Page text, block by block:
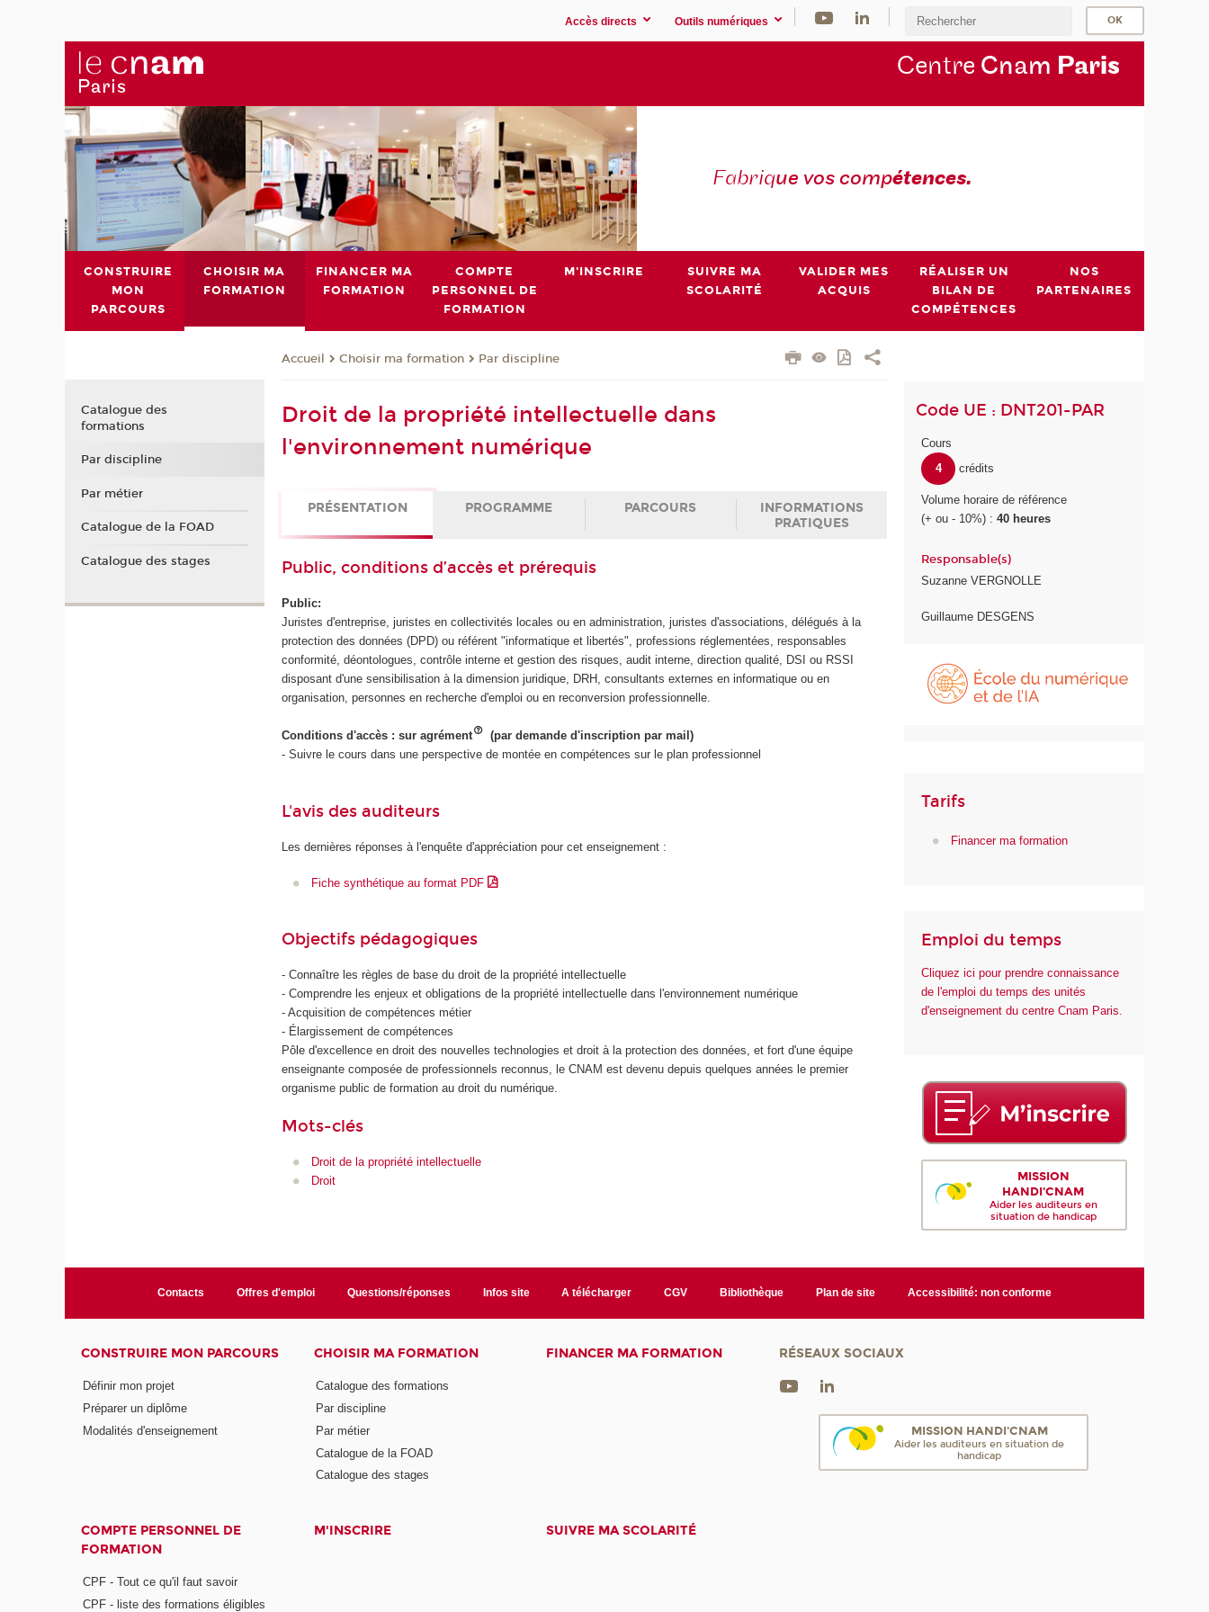
Accès directs Outils numériques
Centre Cnam Paris
Fabrique vos compétences.
CONSTRUIRE
MON
PARCOURS
CHOISIR MA
FORMATION
FINANCER MA
FORMATION
COMPTE
PERSONNEL DE
FORMATION
M'INSCRIRE
SUIVRE MA
SCOLARITÉ
VALIDER MES
ACQUIS
RÉALISER UN
BILAN DE
COMPÉTENCES
NOS
PARTENAIRES
Accueil Choisir ma formation Par discipline
Droit de la propriété intellectuelle dans
l'environnement numérique
PRÉSENTATION PROGRAMME PARCOURS
INFORMATIONS
PRATIQUES
Public, conditions d’accès et prérequis
Public:
Juristes d'entreprise, juristes en collectivités locales ou en administration, juristes d'associations, délégués à la
protection des données (DPD) ou référent "informatique et libertés", professions réglementées, responsables
conformité, déontologues, contrôle interne et gestion des risques, audit interne, direction qualité, DSI ou RSSI
disposant d'une sensibilisation à la dimension juridique, DRH, consultants externes en informatique ou en
organisation, personnes en recherche d'emploi ou en reconversion professionnelle.
Conditions d'accès : sur agrément
(par demande d'inscription par mail)
- Suivre le cours dans une perspective de montée en compétences sur le plan professionnel
L'avis des auditeurs
Les dernières réponses à l'enquête d'appréciation pour cet enseignement :
Fiche synthétique au format PDF
Objectifs pédagogiques
- Connaître les règles de base du droit de la propriété intellectuelle
- Comprendre les enjeux et obligations de la propriété intellectuelle dans l'environnement numérique
- Acquisition de compétences métier
- Élargissement de compétences
Pôle d'excellence en droit des nouvelles technologies et droit à la protection des données, et fort d'une équipe
enseignante composée de professionnels reconnus, le CNAM est devenu depuis quelques années le premier
organisme public de formation au droit du numérique.
Mots-clés
Droit de la propriété intellectuelle
Droit
Code UE : DNT201-PAR
Cours
4
crédits
Volume horaire de référence
(+ ou - 10%) :40 heures
Responsable(s)
Suzanne VERGNOLLE
Guillaume DESGENS
Tarifs
Financer ma formation
Emploi du temps
Cliquez ici pour prendre connaissance
de l'emploi du temps des unités
d'enseignement du centre Cnam Paris.
MISSION
HANDI'CNAM
Aider les auditeurs en
situation de handicap
Catalogue des
formations
Par discipline
Par métier
Catalogue de la FOAD
Catalogue des stages
Contacts Offres d'emploi Questions/réponses Infos site A télécharger CGV Bibliothèque Plan de site Accessibilité: non conforme
CONSTRUIRE MON PARCOURS
Définir mon projet
Préparer un diplôme
Modalités d'enseignement
CHOISIR MA FORMATION
Catalogue des formations
Par discipline
Par métier
Catalogue de la FOAD
Catalogue des stages
FINANCER MA FORMATION
COMPTE PERSONNEL DE
FORMATION
CPF - Tout ce qu'il faut savoir
CPF - liste des formations éligibles
M'INSCRIRE SUIVRE MA SCOLARITÉ
RÉSEAUX SOCIAUX
MISSION HANDI'CNAM
Aider les auditeurs en situation de
handicap